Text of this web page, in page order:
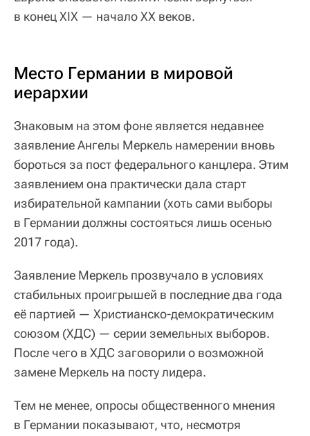
в конец XIX — начало ХХ веков.
Место Германии в мировой
иерархии
Знаковым на этом фоне является недавнее
заявление Ангелы Меркель намерении вновь
бороться за пост федерального канцлера. Этим
заявлением она практически дала старт
избирательной кампании (хоть сами выборы
в Германии должны состояться лишь осенью
2017 года).
Заявление Меркель прозвучало в условиях
стабильных проигрышей в последние два года
её партией — Христианско-демократическим
союзом (ХДС) — серии земельных выборов.
После чего в ХДС заговорили о возможной
замене Меркель на посту лидера.
Тем не менее, опросы общественного мнения
в Германии показывают, что, несмотря